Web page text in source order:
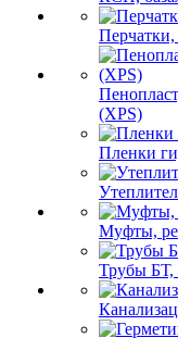
(XPS)
Пленки
Муфты,
Трубы